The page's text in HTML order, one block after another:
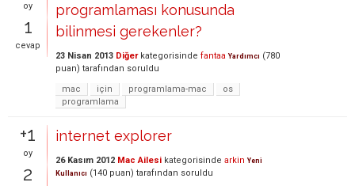
oy
1
cevap
programlaması konusunda
bilinmesi gerekenler?
23 Nisan 2013 Diğerkategorisinde fantaa Yardımcı (780
puan) tarafından soruldu
mac
için programlama-mac
os
programlama
+1
oy
2
internet explorer
26 Kasım 2012 Mac Ailesi kategorisinde arkin Yeni
Kullanıcı (140 puan) tarafından soruldu